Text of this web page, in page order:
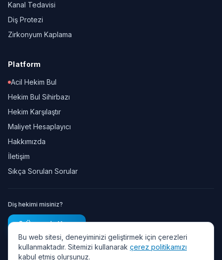
Kanal Tedavisi
Diş Protezi
Zirkonyum Kaplama
Platform
Acil Hekim Bul
Hekim Bul Sihirbazı
Hekim Karşılaştır
Maliyet Hesaplayıcı
Hakkımızda
İletişim
Sıkça Sorulan Sorular
Diş hekimi misiniz?
Ücretsiz Kayıt
Bu web sitesi, deneyiminizi geliştirmek için çerezleri
kullanmaktadır. Sitemizi kullanarak çerez politikamızı
kabul etmiş olursunuz.